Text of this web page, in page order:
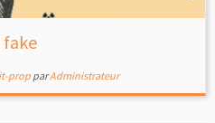
fake
prop parAdministrateur